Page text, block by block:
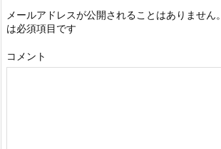
メールアドレスが公開されることはありません。
は必須項目です
コメント